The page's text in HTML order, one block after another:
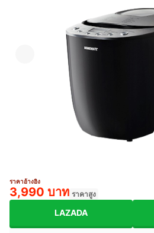
ราคาอ้างอิง
3,990 บาท ราคาสูง
LAZADA